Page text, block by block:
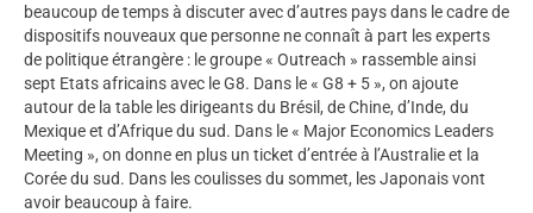
beaucoup de temps à discuter avec d’autres pays dans le cadre de
dispositifs nouveaux que personne ne connaît à part les experts
de politique étrangère : le groupe « Outreach » rassemble ainsi
sept Etats africains avec le G8. Dans le « G8 + 5 », on ajoute
autour de la table les dirigeants du Brésil, de Chine, d’Inde, du
Mexique et d’Afrique du sud. Dans le « Major Economics Leaders
Meeting », on donne en plus un ticket d’entrée à l’Australie et la
Corée du sud. Dans les coulisses du sommet, les Japonais vont
avoir beaucoup à faire.